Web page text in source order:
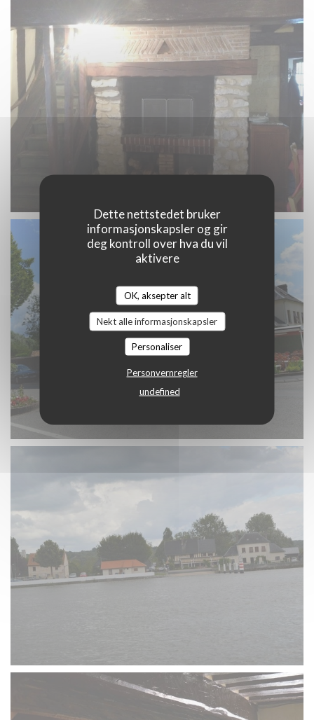
Dette nettstedet bruker
informasjonskapsler og gir
deg kontroll over hva du vil
aktivere
OK, aksepter alt
Nekt alle informasjonskapsler
Personaliser
Personvernregler
undefined